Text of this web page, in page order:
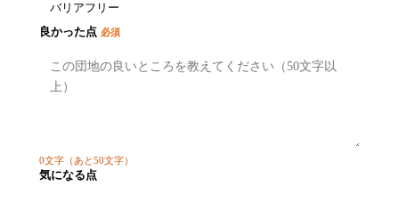
バリアフリー
良かった点 必須
0文字 （あと50文字）
気になる点